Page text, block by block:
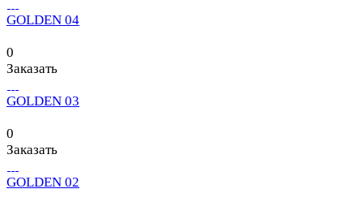
GOLDEN 04
0
Заказать
GOLDEN 03
0
Заказать
GOLDEN 02